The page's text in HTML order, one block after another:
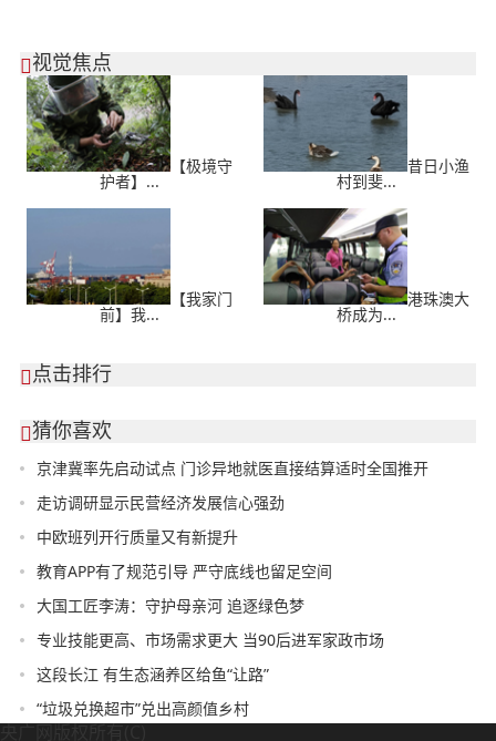
视觉焦点
【极境守
护者】...
昔日小渔
村到斐...
【我家门
前】我...
港珠澳大
桥成为...
点击排行
猜你喜欢
京津冀率先启动试点 门诊异地就医直接结算适时全国推开
走访调研显示民营经济发展信心强劲
中欧班列开行质量又有新提升
教育APP有了规范引导 严守底线也留足空间
大国工匠李涛：守护母亲河 追逐绿色梦
专业技能更高、市场需求更大 当90后进军家政市场
这段长江 有生态涵养区给鱼“让路”
“垃圾兑换超市”兑出高颜值乡村